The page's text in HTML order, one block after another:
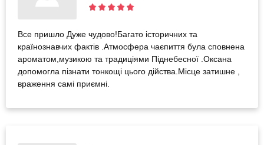
Все пришло Дуже чудово!Багато історичних та
країнознавчих фактів .Атмосфера чаєпиття була сповнена
ароматом,музикою та традиціями Піднебесної .Оксана
допомогла пізнати тонкощі цього дійства.Місце затишне ,
враження самі приємні.